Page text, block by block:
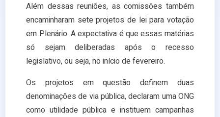
Além dessas reuniões, as comissões também
encaminharam sete projetos de lei para votação
em Plenário. A expectativa é que essas matérias
só sejam deliberadas após o recesso
legislativo, ou seja, no início de fevereiro.
Os projetos em questão definem duas
denominações de via pública, declaram uma ONG
como utilidade pública e instituem campanhas